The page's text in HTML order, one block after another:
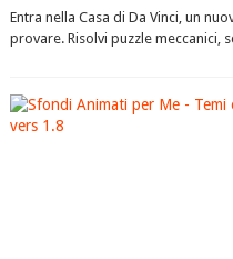
Entra nella Casa di Da Vinci, un
provare. Risolvi puzzle meccanici,